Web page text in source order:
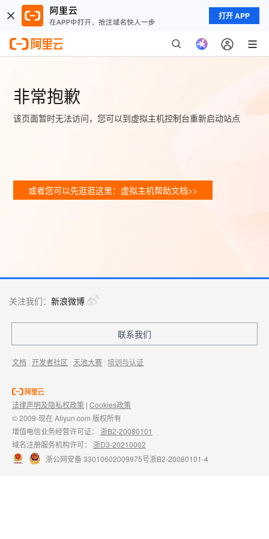
打开 APP
非常抱歉
该页面暂时无法访问，您可以到虚拟主机控制台重新启动站点
或者您可以先逛逛这里：虚拟主机帮助文档>>